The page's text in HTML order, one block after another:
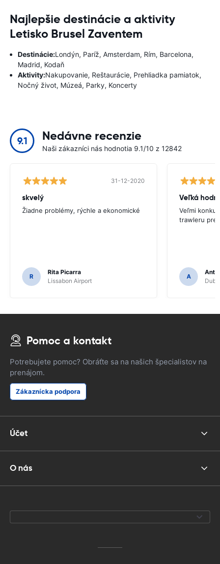
Najlepšie destinácie a aktivity
Letisko Brusel Zaventem
Destinácie:Londýn, Paríž, Amsterdam, Rím, Barcelona, ​​
Madrid, Kodaň
Aktivity:Nakupovanie, Reštaurácie, Prehliadka pamiatok,
Nočný život, Múzeá, Parky, Koncerty
9.1 Nedávne recenzie
Naši zákazníci nás hodnotia 9.1/10 z 12842
31-12-2020
skvelý
Žiadne problémy, rýchle a ekonomické
R
Rita Picarra
Lissabon Airport
Veľká
Veľmi
trawleru pre
A
Pomoc a kontakt
Potrebujete pomoc? Obráťte sa na našich špecialistov na
prenájom.
Zákaznícka podpora
Účet
O nás